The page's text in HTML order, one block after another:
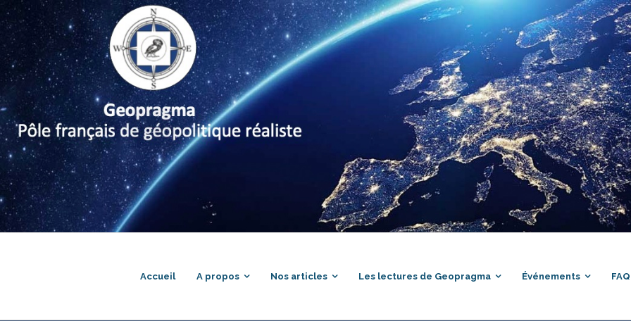
Accueil A propos Nos articles Les lectures de Geopragma Événements FAQ